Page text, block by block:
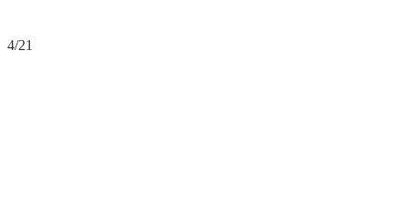
4/21